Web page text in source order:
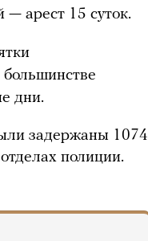
арест 15 суток.
дни.
задержаны 1074
полиции.